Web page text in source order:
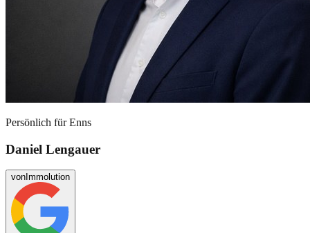
Persönlich fürEnns
Daniel Lengauer
von Immolution